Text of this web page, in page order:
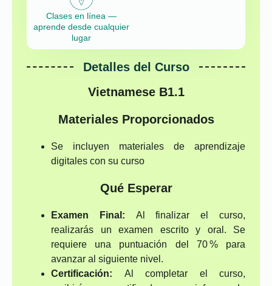
Clases en línea —
aprende desde cualquier
lugar
Detalles del Curso
Vietnamese B1.1
Materiales Proporcionados
Se incluyen materiales de aprendizaje
digitales con su curso
Qué Esperar
Examen Final: Al finalizar el curso,
realizarás un examen escrito y oral. Se
requiere una puntuación del 70 % para
avanzar al siguiente nivel.
Certificación: Al completar el curso,